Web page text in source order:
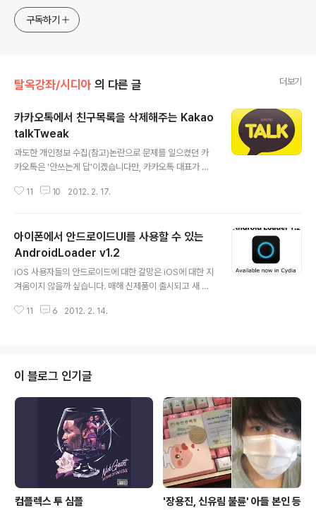
구독하기
탈옥강좌/시디아 의 다른 글 더보기
카카오톡에서 친구목록을 삭제해주는 Kakao
talkTweak
과도한 개인정보 수집(참고)논란으로 문제를 일으켰던 카
카오톡은 '안쓰는게 답'이겠습니다만, 카카오톡 대표가 전
로 시장을 선점해놓은 만큼 카카오톡은 이제 국민앱이 된
시징 앱)이나 마이피플(Free, Daum은 그나마 i-PIN 인
중 중) 쓰는게 좋다. 고 말을 해도 어차피 쓸 사람들은 스스
로를 이런 저런 이유로 합리화 시키면서 사용 할 수 밖에 없
도록 만드는 것이 문제라고 봅니다만, 늘 선택은 본인의 몫
워서 UDID, 위치정보(location), 전화번호, 주소록에 ..
11 10 2012. 2. 17.
아이폰에서 안드로이드UI를 사용할 수 있는
AndroidLoader v1.2
iOS 사용자들의 안드로이드에 대한 갈망은 iOS에 대한 지
겨움이지 않을까 싶습니다. 매해 신제품이 출시되고 새 기
럽게 다른 플랫폼(안드로이드, 블랙베리, 윈7망고 etc.)으
약 80% 이상이 다음 스마트폰으로 아이폰을 생각한다는
점에서, 언젠가는 MS와 Google이 모바일 시장을 양분하
고 애플은 80년대의 도돌이표(폐쇄성과 독단성이 부메랑
이 되어 소수 매니아층으로 전락)를 찍을 것이라고 생각합
니다만, 어쨋든 아직까지 향후 3년은 애플이 모바일시장의
대세이지 않을까 싶습니다. 그럼에도..
11 6 2012. 2. 14.
이 블로그 인기글
컴플렉스 투 심플
'장용진, 신유림 불륜' 아들 본인 등